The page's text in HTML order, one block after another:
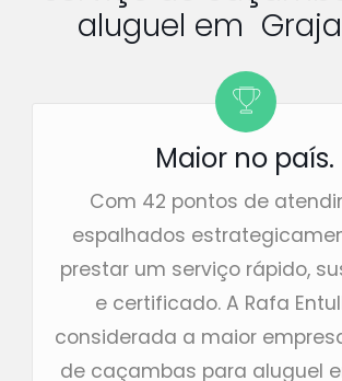
aluguel em
Maior no país.
Com 42 pontos de
espalhados
prestar um serviço rápido,
e certificado. A Rafa
considerada a maior
de caçambas para aluguel